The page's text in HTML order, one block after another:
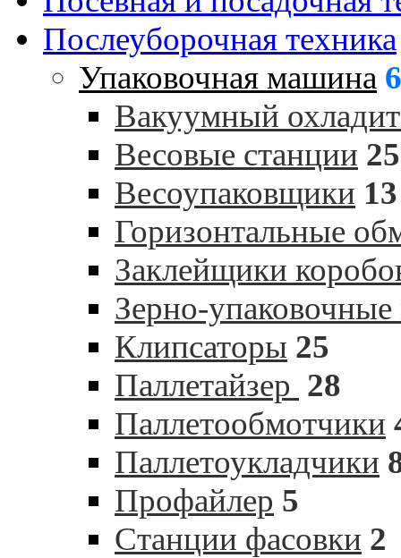
Послеуборочная техника
Упаковочная машина
Вакуумный
Весовые станции 25
Весоупаковщики 13
Горизонтальные
Заклейщики
Зерно-
Клипсаторы 25
Паллетайзер 28
Паллетообмотчики
Паллетоукладчики
Профайлер 5
Станции фасовки 2